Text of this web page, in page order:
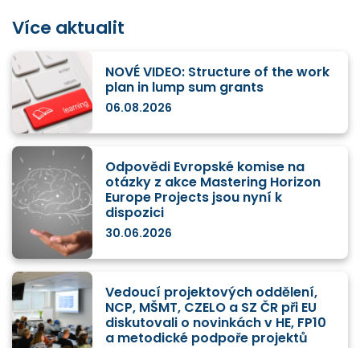
Více aktualit
NOVÉ VIDEO: Structure of the work
plan in lump sum grants
06.08.2026
Odpovědi Evropské komise na
otázky z akce Mastering Horizon
Europe Projects jsou nyní k
dispozici
30.06.2026
Vedoucí projektových oddělení,
NCP, MŠMT, CZELO a SZ ČR při EU
diskutovali o novinkách v HE, FP10
a metodické podpoře projektů